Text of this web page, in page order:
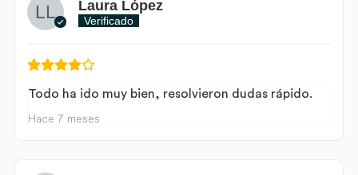
Laura López
Verificado
Todo ha ido muy bien, resolvieron dudas rápido.
Hace 7 meses